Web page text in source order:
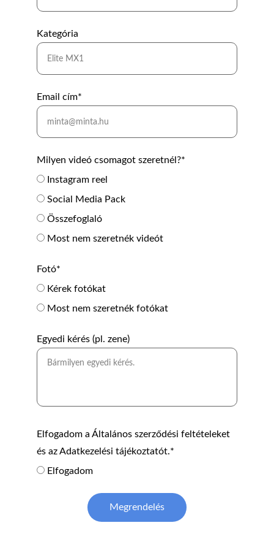
Kategória
Email cím*
Milyen videó csomagot szeretnél?*
Instagram reel
Social Media Pack
Összefoglaló
Most nem szeretnék videót
Fotó*
Kérek fotókat
Most nem szeretnék fotókat
Egyedi kérés (pl. zene)
Elfogadom a Általános szerződési feltételeket
és az Adatkezelési tájékoztatót.*
Elfogadom
Megrendelés